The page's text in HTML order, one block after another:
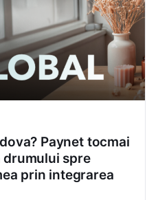
Paynet tocmai
spre
prin integrarea